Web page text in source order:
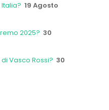
19 Agosto
2025? 30
Vasco Rossi? 30